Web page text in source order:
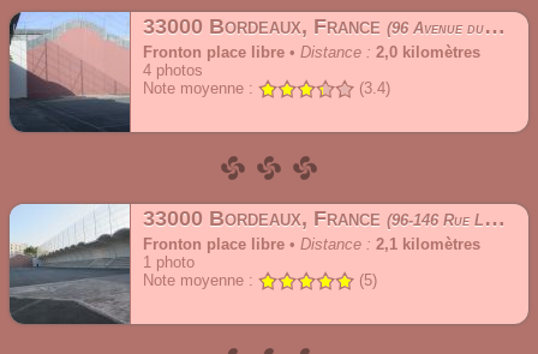
33000 Bordeaux, France
96 Avenue du Parc de Lescure
Fronton place libre • Distance : 2,0 kilomètres
4 photos
Note moyenne :
(3.4)
33000 Bordeaux, France
96-146 Rue Léo Saignat
Fronton place libre • Distance : 2,1 kilomètres
1 photo
Note moyenne :
(5)